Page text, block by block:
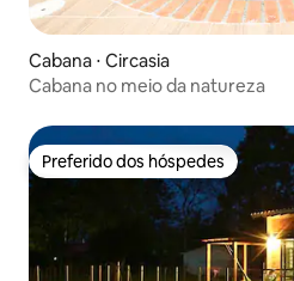
Cabana ⋅ Circasia
Cabana no meio da natureza
Preferido dos hóspedes
Preferido dos hóspedes